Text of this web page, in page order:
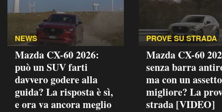
NEWS
Mazda CX-60 2026:
può un SUV farti
davvero godere alla
guida? La risposta è sì,
e ora va ancora meglio
PROVE SU STRADA
Mazda CX-60
senza barra
ma con un assetto
migliore? La
strada [VIDEO]